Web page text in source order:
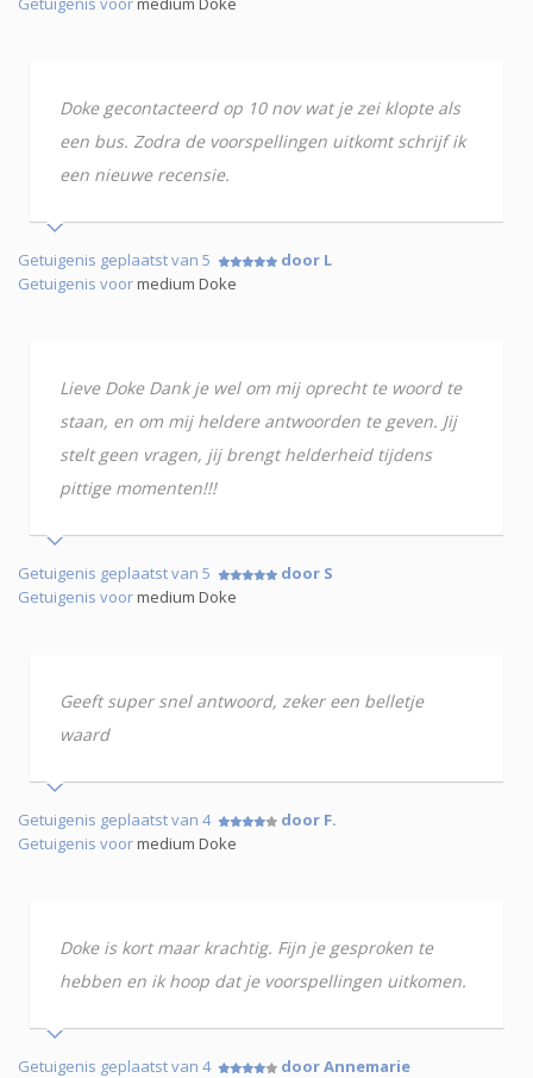
Doke gecontacteerd op 10 nov wat je zei klopte als
een bus. Zodra de voorspellingen uitkomt schrijf ik
een nieuwe recensie.
Getuigenis geplaatst van 5
door L
Getuigenis voormedium Doke
Lieve Doke Dank je wel om mij oprecht te woord te
staan, en om mij heldere antwoorden te geven. Jij
stelt geen vragen, jij brengt helderheid tijdens
pittige momenten!!!
Getuigenis geplaatst van 5
door S
Getuigenis voormedium Doke
Geeft super snel antwoord, zeker een belletje
waard
Getuigenis geplaatst van 4
door F.
Getuigenis voormedium Doke
Doke is kort maar krachtig. Fijn je gesproken te
hebben en ik hoop dat je voorspellingen uitkomen.
Getuigenis geplaatst van 4
door Annemarie